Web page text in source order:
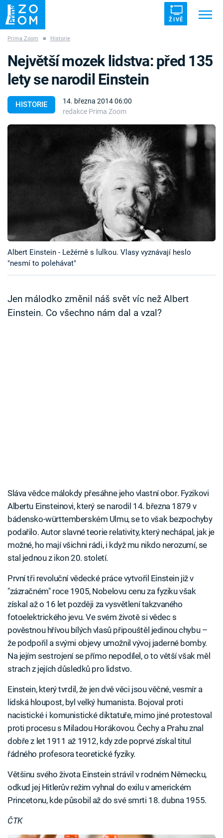
ŽIVĚ
ZÁHADY VETŘELCI DÁVNOVĚKU
Časopis
Sledujte prima+
Prima Zoom ■ Historie
HISTORIE
14. března 2014 06:00
redakce Prima Zoom
Největší mozek lidstva: před 135
lety se narodil Einstein
Albert Einstein - Ležérně s lulkou. Vlasy vyznávají heslo
"nesmí to polehávat"
Jen málodko změnil náš svět víc než Albert
Einstein. Co všechno nám dal a vzal?
Sláva vědce málokdy přesáhne jeho vlastní obor. Fyzikovi
Albertu Einsteinovi, který se narodil 14. března 1879 v
bádensko-württemberském Ulmu, se to však bezpochyby
podařilo. Autor slavné teorie relativity, který nechápal, jak je
možné, ho mají všichni rádi, i když mu nikdo nerozumí, se
stal jednou z ikon 20. století.
První tři revoluční vědecké práce vytvořil Einstein již v
"zázračném" roce 1905, Nobelovu cenu za fyziku však
získal až o 16 let později za vysvětlení takzvaného
fotoelektrického jevu. Ve svém životě si vědec s
pověstnou hřívou bílých vlasů připouštěl jedinou chybu –
že podpořil a svými objevy umožnil vývoj jaderné bomby.
Na jejím sestrojení se přímo nepodílel, o to větší však měl
strach z jejích důsledků pro lidstvo.
Einstein, který tvrdil, že jen dvě věci jsou věčné, vesmír a
lidská hloupost, byl velký humanista. Bojoval proti
nacistické i komunistické diktatuře, mimo jiné protestoval
proti procesu s Miladou Horákovou. Čechy a Prahu znal
dobře z let 1911 až 1912, kdy zde poprvé získal titul
řádného profesora teoretické fyziky.
Většinu svého života Einstein strávil v rodném Německu,
odkud jej Hitlerův režim vyhnal do exilu v americkém
Princetonu, kde působil až do své smrti 18. dubna 1955.
ČTK